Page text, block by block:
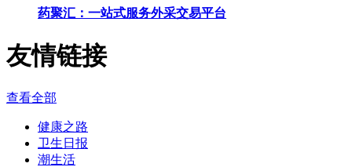
药聚汇：一站式服务外采交易平台
友情链接
查看全部
健康之路
卫生日报
潮生活